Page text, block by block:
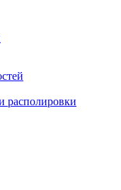
располировки